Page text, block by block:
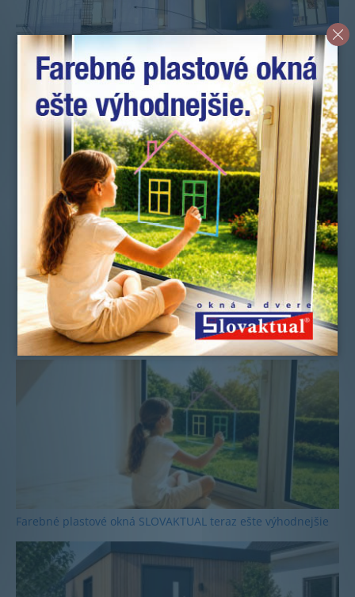
Uverejnené: 17.11.2016
Ďalšie novinky
Farebné plastové okná SLOVAKTUAL teraz ešte výhodnejšie